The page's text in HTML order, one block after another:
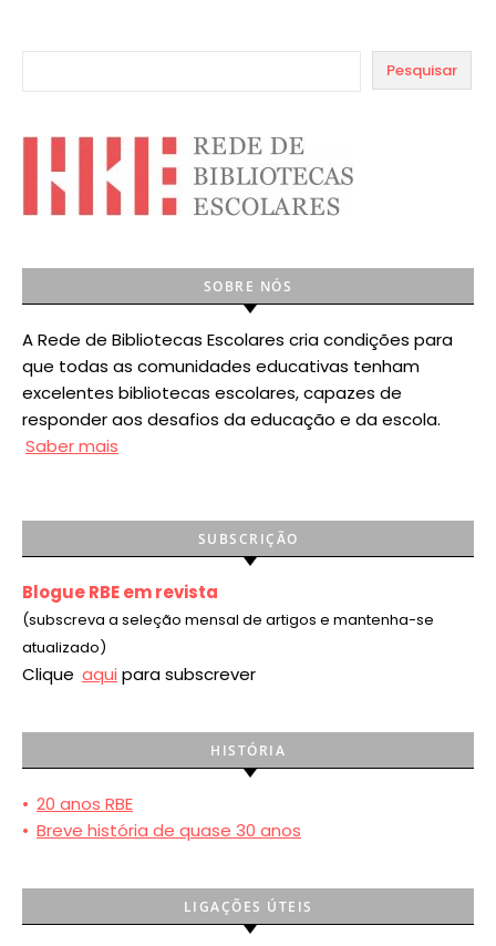
Pesquisar
SOBRE NÓS
A Rede de Bibliotecas Escolares cria condições para
que todas as comunidades educativas tenham
excelentes bibliotecas escolares, capazes de
responder aos desafios da educação e da escola.
Saber mais
SUBSCRIÇÃO
Blogue RBE em revista
(subscreva a seleção mensal de artigos e mantenha-se
atualizado)
Clique aqui para subscrever
HISTÓRIA
• 20 anos RBE
• Breve história de quase 30 anos
LIGAÇÕES ÚTEIS